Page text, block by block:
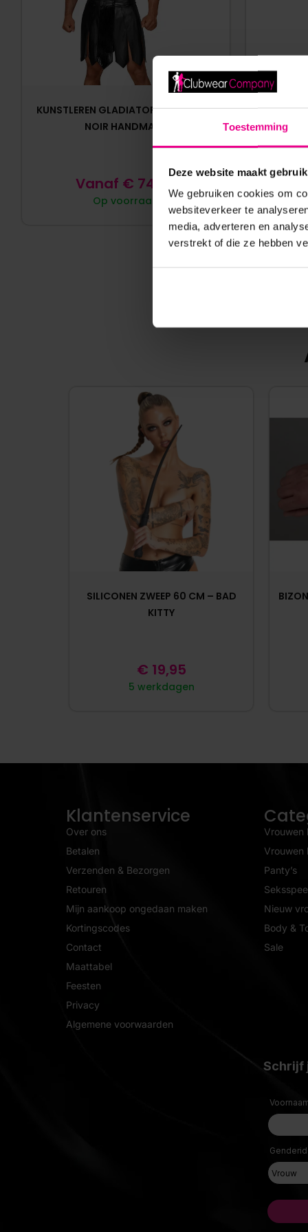
Toestemming
Deze website maakt
We gebruiken cookies om
websiteverkeer te
media, adverteren en
verstrekt of die ze hebben
KUNSTLEREN GLADIATOR ROK H053 –
NOIR HANDMADE
Op voorraad
Vanaf € 74,95
LAK
SILICONEN ZWEEP 60 CM – BAD
KITTY
5 werkdagen
€ 19,95
Klantenservice
Over ons
Betalen
Verzenden & Bezorgen
Retouren
Mijn aankoop ongedaan maken
Kortingscodes
Contact
Maattabel
Feesten
Privacy
Algemene voorwaarden
Vrouwen
Vrouwen
Panty’s
Nieuw
Body &
Sale